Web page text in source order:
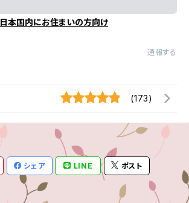
日本国内にお住まいの方向け
通報する
(173)
シェア LINE ポスト